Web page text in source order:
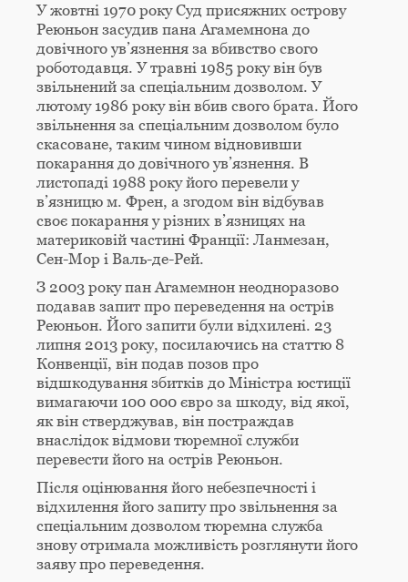
У жовтні 1970 року Суд присяжних острову
Реюньон засудив пана Агамемнона до
довічного ув’язнення за вбивство свого
роботодавця. У травні 1985 року він був
звільнений за спеціальним дозволом. У
лютому 1986 року він вбив свого брата. Його
звільнення за спеціальним дозволом було
скасоване, таким чином відновивши
покарання до довічного ув’язнення. В
листопаді 1988 року його перевели у
в’язницю м. Френ, а згодом він відбував
своє покарання у різних в’язницях на
материковій частині Франції: Ланмезан,
Сен-Мор і Валь-де-Рей.
З 2003 року пан Агамемнон неодноразово
подавав запит про переведення на острів
Реюньон. Його запити були відхилені. 23
липня 2013 року, посилаючись на статтю 8
Конвенції, він подав позов про
відшкодування збитків до Міністра юстиції
вимагаючи 100 000 євро за шкоду, від якої,
як він стверджував, він постраждав
внаслідок відмови тюремної служби
перевести його на острів Реюньон.
Після оцінювання його небезпечності і
відхилення його запиту про звільнення за
спеціальним дозволом тюремна служба
знову отримала можливість розглянути його
заяву про переведення.